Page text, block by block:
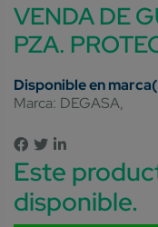
VENDA DE
PZA.
Marca: DEGASA
Este
disponible.